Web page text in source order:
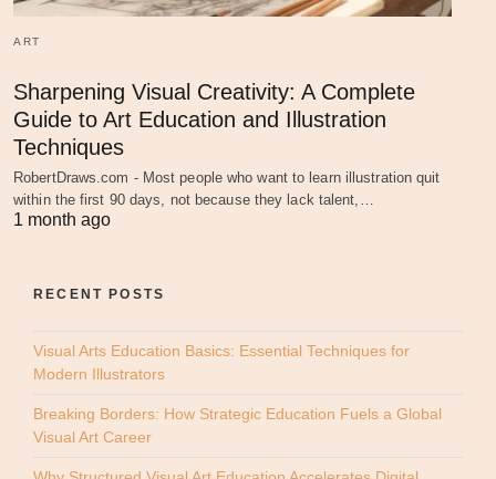
ART
Sharpening Visual Creativity: A Complete
Guide to Art Education and Illustration
Techniques
RobertDraws.com - Most people who want to learn illustration quit
within the first 90 days, not because they lack talent,…
1 month ago
RECENT POSTS
Visual Arts Education Basics: Essential Techniques for
Modern Illustrators
Breaking Borders: How Strategic Education Fuels a Global
Visual Art Career